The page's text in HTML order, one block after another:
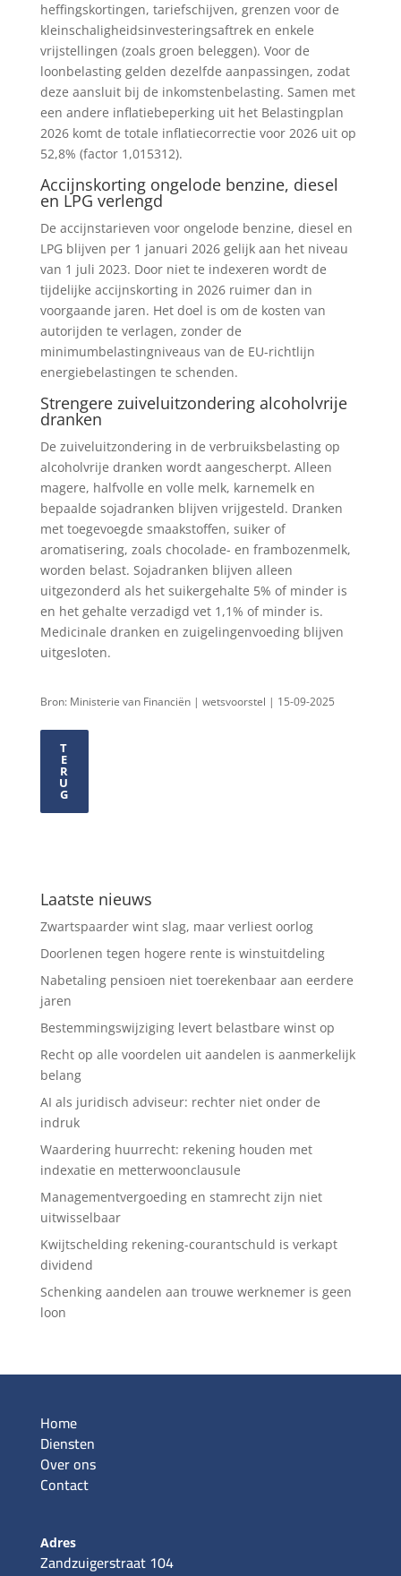
heffingskortingen, tariefschijven, grenzen voor de
kleinschaligheidsinvesteringsaftrek en enkele
vrijstellingen (zoals groen beleggen). Voor de
loonbelasting gelden dezelfde aanpassingen, zodat
deze aansluit bij de inkomstenbelasting. Samen met
een andere inflatiebeperking uit het Belastingplan
2026 komt de totale inflatiecorrectie voor 2026 uit op
52,8% (factor 1,015312).
Accijnskorting ongelode benzine, diesel
en LPG verlengd
De accijnstarieven voor ongelode benzine, diesel en
LPG blijven per 1 januari 2026 gelijk aan het niveau
van 1 juli 2023. Door niet te indexeren wordt de
tijdelijke accijnskorting in 2026 ruimer dan in
voorgaande jaren. Het doel is om de kosten van
autorijden te verlagen, zonder de
minimumbelastingniveaus van de EU-richtlijn
energiebelastingen te schenden.
Strengere zuiveluitzondering alcoholvrije
dranken
De zuiveluitzondering in de verbruiksbelasting op
alcoholvrije dranken wordt aangescherpt. Alleen
magere, halfvolle en volle melk, karnemelk en
bepaalde sojadranken blijven vrijgesteld. Dranken
met toegevoegde smaakstoffen, suiker of
aromatisering, zoals chocolade- en frambozenmelk,
worden belast. Sojadranken blijven alleen
uitgezonderd als het suikergehalte 5% of minder is
en het gehalte verzadigd vet 1,1% of minder is.
Medicinale dranken en zuigelingenvoeding blijven
uitgesloten.
Bron: Ministerie van Financiën | wetsvoorstel | 15-09-2025
T
E
R
U
G
Laatste nieuws
Zwartspaarder wint slag, maar verliest oorlog
Doorlenen tegen hogere rente is winstuitdeling
Nabetaling pensioen niet toerekenbaar aan eerdere
jaren
Bestemmingswijziging levert belastbare winst op
Recht op alle voordelen uit aandelen is aanmerkelijk
belang
AI als juridisch adviseur: rechter niet onder de
indruk
Waardering huurrecht: rekening houden met
indexatie en metterwoonclausule
Managementvergoeding en stamrecht zijn niet
uitwisselbaar
Kwijtschelding rekening-courantschuld is verkapt
dividend
Schenking aandelen aan trouwe werknemer is geen
loon
Home
Diensten
Over ons
Contact
Adres
Zandzuigerstraat 104